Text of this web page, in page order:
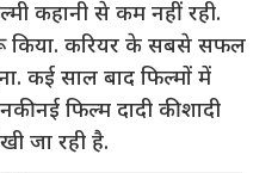
कहानी से कम नहीं रही.
किया. करियर के सबसे सफल
कई साल बाद फिल्मों में
नई फिल्म दादी की शादी
जा रही है.